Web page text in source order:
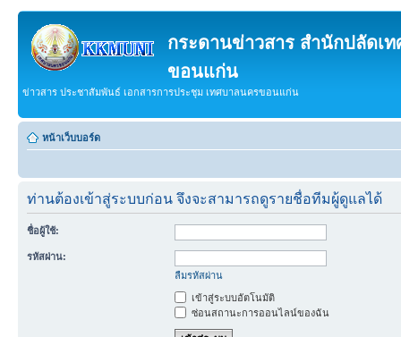
กระดานข่าวสาร สำนักปลัดเ
ขอนแก่น
ข่าวสาร ประชาสัมพันธ์ เอกสารการประชุม เทศบาลนครขอนแก่น
หน้าเว็บบอร์ด
ท่านต้องเข้าสู่ระบบก่อน จึงจะสามารถดูรายชื่อทีมผู้ดูแลได้
ชื่อผู้ใช้:
รหัสผ่าน:
ลืมรหัสผ่าน
เข้าสู่ระบบอัตโนมัติ
ซ่อนสถานะการออนไลน์ของฉัน